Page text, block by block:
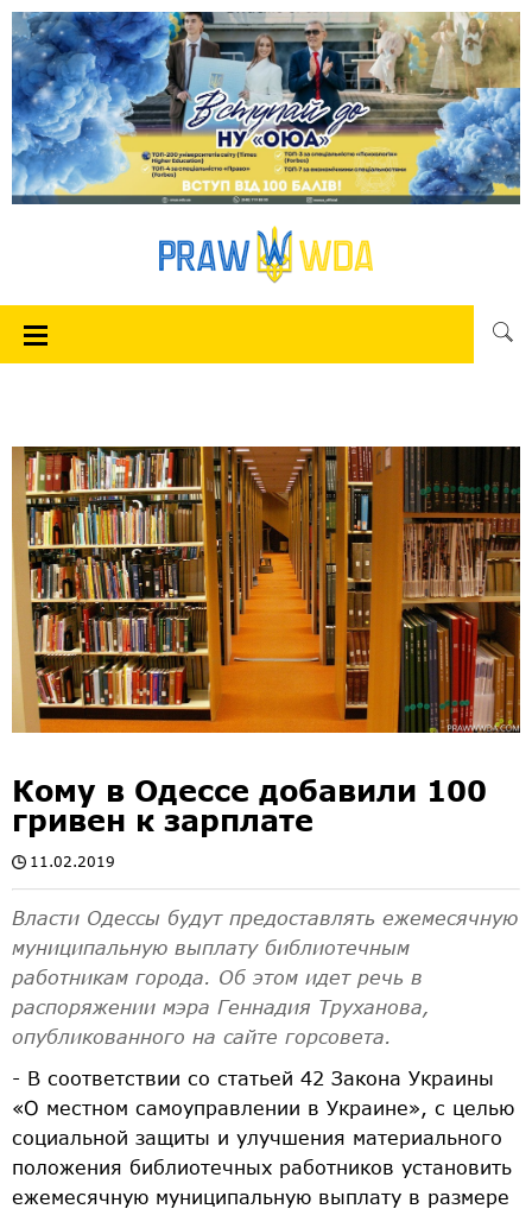
Кому в Одессе добавили 100
гривен к зарплате
11.02.2019
Власти Одессы будут предоставлять ежемесячную
муниципальную выплату библиотечным
работникам города. Об этом идет речь в
распоряжении мэра Геннадия Труханова,
опубликованного на сайте горсовета.
- В соответствии со статьей 42 Закона Украины
«О местном самоуправлении в Украине», с целью
социальной защиты и улучшения материального
положения библиотечных работников установить
ежемесячную муниципальную выплату в размере